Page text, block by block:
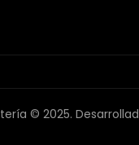
© 2025.